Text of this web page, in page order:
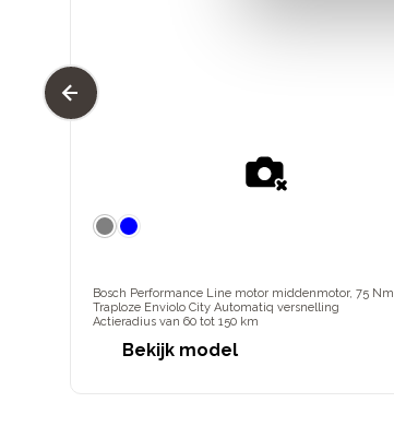
Bosch Performance Line motor middenmotor, 75 Nm
Traploze Enviolo City Automatiq versnelling
Actieradius van 60 tot 150 km
Bekijk model